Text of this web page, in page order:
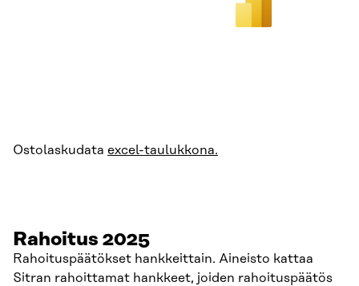
Ostolaskudata excel-taulukkona.
Rahoitus 2025
Rahoituspäätökset hankkeittain. Aineisto kattaa
Sitran rahoittamat hankkeet, joiden rahoituspäätös